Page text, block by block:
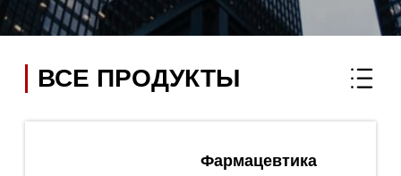
ВСЕ ПРОДУКТЫ
Фармацевтика